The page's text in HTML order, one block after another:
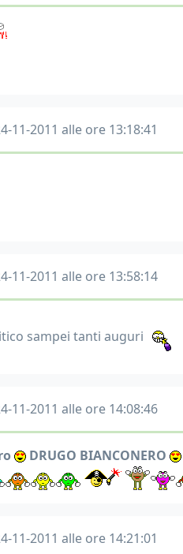
11-2011 alle ore 13:18:41
11-2011 alle ore 13:58:14
sampei tanti auguri
11-2011 alle ore 14:08:46
DRUGO BIANCONERO
11-2011 alle ore 14:21:01